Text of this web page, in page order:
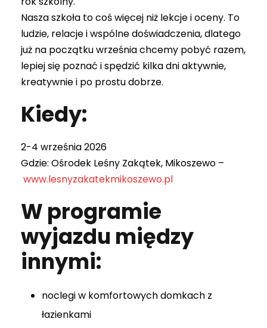
Nasza szkoła to coś więcej niż lekcje i oceny. To
ludzie, relacje i wspólne doświadczenia, dlatego
już na początku września chcemy pobyć razem,
lepiej się poznać i spędzić kilka dni aktywnie,
kreatywnie i po prostu dobrze.
Kiedy:
2-4 września 2026
Gdzie: Ośrodek Leśny Zakątek, Mikoszewo –
www.lesnyzakatekmikoszewo.pl
W programie
wyjazdu między
innymi:
noclegi w komfortowych domkach z
łazienkami